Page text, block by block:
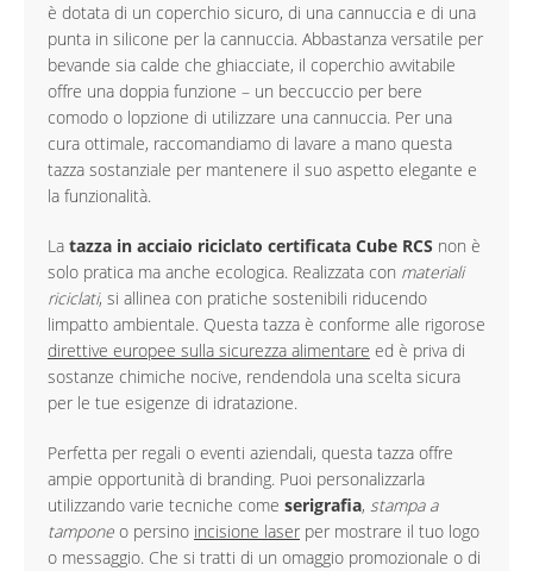
è dotata di un coperchio sicuro, di una cannuccia e di una
punta in silicone per la cannuccia. Abbastanza versatile per
bevande sia calde che ghiacciate, il coperchio avvitabile
offre una doppia funzione – un beccuccio per bere
comodo o lopzione di utilizzare una cannuccia. Per una
cura ottimale, raccomandiamo di lavare a mano questa
tazza sostanziale per mantenere il suo aspetto elegante e
la funzionalità.
La tazza in acciaio riciclato certificata Cube RCS non è
solo pratica ma anche ecologica. Realizzata con materiali
riciclati, si allinea con pratiche sostenibili riducendo
limpatto ambientale. Questa tazza è conforme alle rigorose
direttive europee sulla sicurezza alimentare ed è priva di
sostanze chimiche nocive, rendendola una scelta sicura
per le tue esigenze di idratazione.
Perfetta per regali o eventi aziendali, questa tazza offre
ampie opportunità di branding. Puoi personalizzarla
utilizzando varie tecniche come serigrafia, stampa a
tampone o persino incisione laser per mostrare il tuo logo
o messaggio. Che si tratti di un omaggio promozionale o di